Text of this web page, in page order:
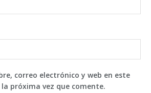
correo electrónico y web en este
próxima vez que comente.